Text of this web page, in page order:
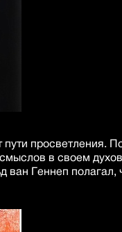
просветления.
в своем
ван Геннеп полагал,